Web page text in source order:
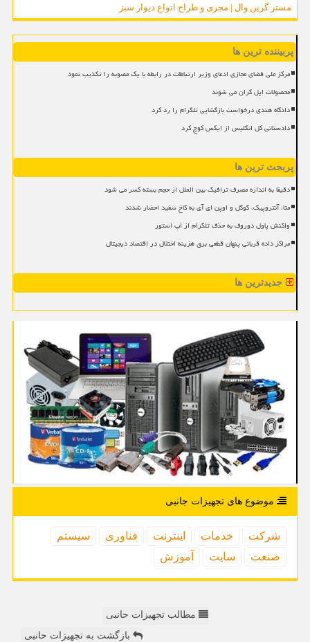
مستر گرین وال | مجری و طراح انواع دیوار سبز
پربیننده ترین ها
مرکز ملی فضای مجازی ادعای وزیر ارتباطات در رابطه با یک مصوبه را تکذیب نمود
محصولات اپل گران می شوند
دادگاه هندی درخواست بازگشایی تلگرام را رد کرد
دادستانی کل انگلیس از ایکس کوچ کرد
پربحث ترین ها
دقیقا به اندازه مصرف ترافیک بین الملل از حجم بسته کسر می شود
متا، آنتروپیک، گوگل و اوپن ای آی به کاخ سفید احضار شدند
واکنش پاول دوروف به حذف تلگرام از اپ استور
مراکز داده قربانی پنهان قطعی برق هزینه اختلال در اقتصاد دیجیتال
جدیدترین ها
موضوع های تجهیزات جانبی
شركت خدمات اینترنت فناوری
سیستم
صنعت
سایت آموزش
مطالب تجهیزات حانبی
بازگشت به تجهیزات حانبی